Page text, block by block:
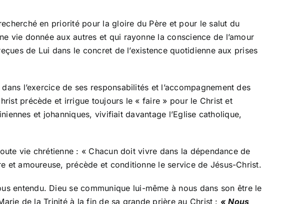
en priorité pour la gloire du Père et pour le salut du
vie donnée aux autres et qui rayonne la conscience de l’amour
de Lui dans le concret de l’existence quotidienne aux prises
l’exercice de ses responsabilités et l’accompagnement des
précède et irrigue toujours le « faire » pour le Christ et
et johanniques, vivifiait davantage l’Eglise catholique,
vie chrétienne : « Chacun doit vivre dans la dépendance de
et amoureuse, précède et conditionne le service de Jésus-Christ.
entendu. Dieu se communique lui-même à nous dans son être le
de la Trinité à la fin de sa grande prière au Christ : « Nous